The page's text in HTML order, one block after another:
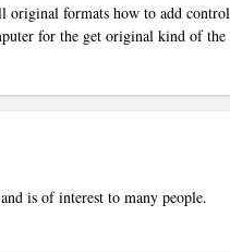
original formats how to add control
for the get original kind of the
is of interest to many people.